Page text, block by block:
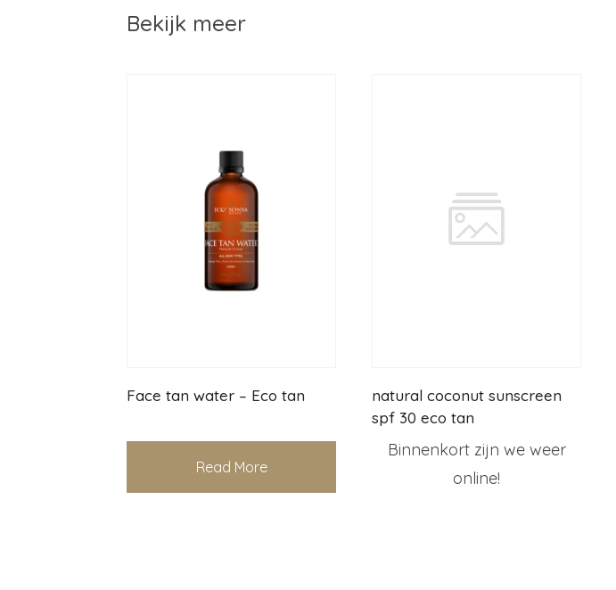
Bekijk meer
Face tan water – Eco tan
Read More
natural coconut sunscreen
spf 30 eco tan
Binnenkort zijn we weer
online!